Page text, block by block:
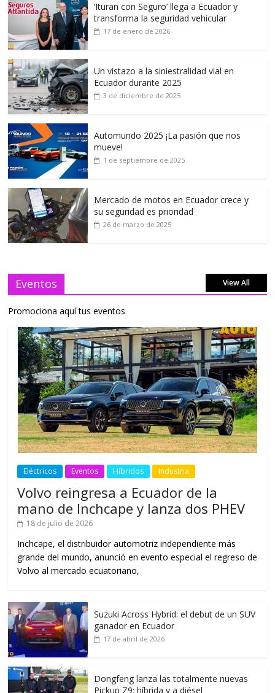
‘Ituran con Seguro’ llega a Ecuador y
transforma la seguridad vehicular
17 de enero de 2026
Un vistazo a la siniestralidad vial en
Ecuador durante 2025
3 de diciembre de 2025
Automundo 2025 ¡La pasión que nos
mueve!
1 de septiembre de 2025
Mercado de motos en Ecuador crece y
su seguridad es prioridad
26 de marzo de 2025
Eventos View All
Promociona aquí tus eventos
Eléctricos Eventos Híbridos Industria
Volvo reingresa a Ecuador de la
mano de Inchcape y lanza dos PHEV
18 de julio de 2026
Inchcape, el distribuidor automotriz independiente más
grande del mundo, anunció en evento especial el regreso de
Volvo al mercado ecuatoriano,
Suzuki Across Hybrid: el debut de un SUV
ganador en Ecuador
17 de abril de 2026
Dongfeng lanza las totalmente nuevas
Pickup Z9: híbrida y a diésel